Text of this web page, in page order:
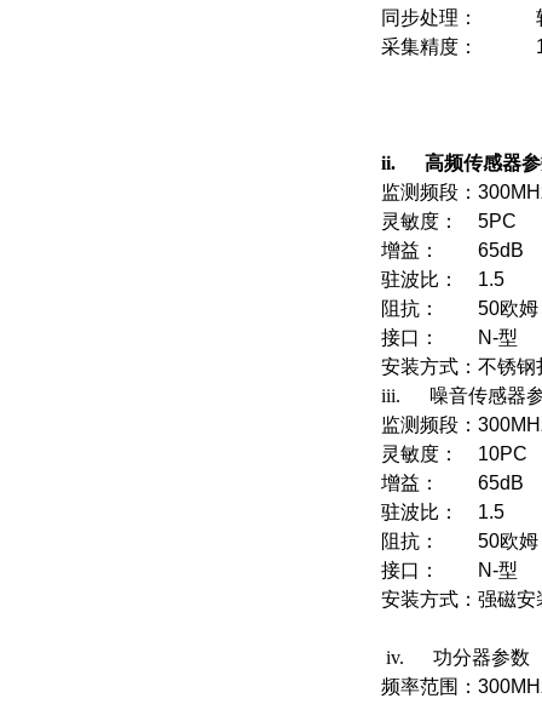
同步处理：
采集精度：
ii. 高频传感器参
监测频段：
灵敏度：
5PC
增益：
65dB
驻波比：
1.5
阻抗：
50欧姆
接口：
N-型
安装方式： 不锈钢
iii. 噪音传感器
监测频段：
灵敏度：
10PC
增益：
65dB
驻波比：
1.5
阻抗：
50欧姆
接口：
N-型
安装方式： 强磁安
iv. 功分器参数
频率范围：